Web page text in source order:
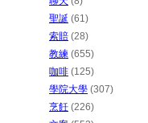
聖誕 (61)
索賠 (28)
教練 (655)
咖啡 (125)
學院大學 (307)
烹飪 (226)